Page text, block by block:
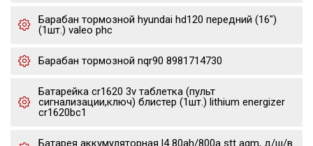
Барабан тормозной hyundai hd120 передний (16")
(1шт.) valeo phc
Барабан тормозной nqr90 8981714730
Батарейка cr1620 3v таблетка (пульт
сигнализации,ключ) блистер (1шт.) lithium energizer
cr1620bc1
Батарея аккумуляторная l4 80ah/800a stt agm, д/ш/в